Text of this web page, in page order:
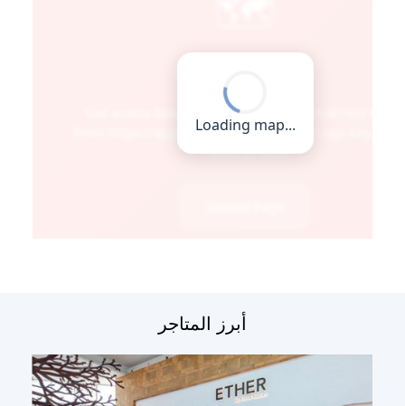
أبرز المتاجر